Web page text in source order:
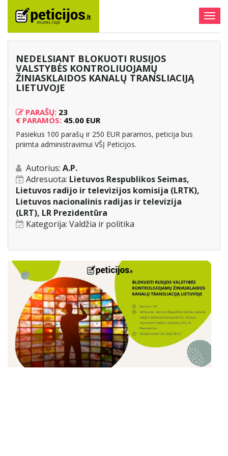
NEDELSIANT BLOKUOTI RUSIJOS
VALSTYBĖS KONTROLIUOJAMŲ
ŽINIASKLAIDOS KANALŲ TRANSLIACIJĄ
LIETUVOJE
PARAŠŲ: 23
€ PARAMOS: 45.00 EUR
Pasiekus 100 parašų ir 250 EUR paramos, peticija bus
priimta administravimui VŠĮ Peticijos.
Autorius: A.P.
Adresuota: Lietuvos Respublikos Seimas,
Lietuvos radijo ir televizijos komisija (LRTK),
Lietuvos nacionalinis radijas ir televizija
(LRT), LR Prezidentūra
Kategorija: Valdžia ir politika